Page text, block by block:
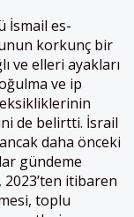
İsmail es-
korkunç bir
ve elleri ayakları
ve ip
de belirtti. İsrail
daha önceki
gündeme
itibaren
toplu